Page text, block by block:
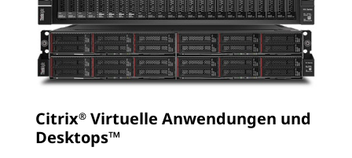
Citrix® Virtuelle Anwendungen und
Desktops™